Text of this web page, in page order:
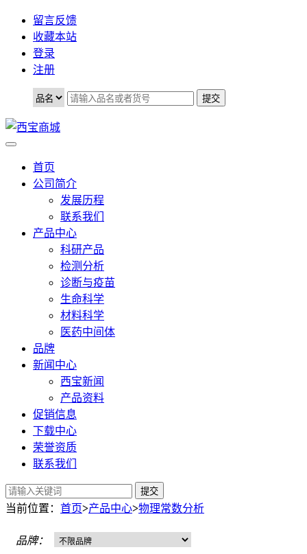
留言反馈
收藏本站
登录
注册
首页
公司简介
发展历程
联系我们
产品中心
科研产品
检测分析
诊断与疫苗
生命科学
材料科学
医药中间体
品牌
新闻中心
西宝新闻
产品资料
促销信息
下载中心
荣誉资质
联系我们
提交
当前位置： 首页>产品中心>物理常数分析
品牌：